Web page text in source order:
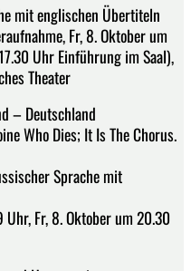
mit englischen Übertiteln
Fr, 8. Oktober um
Uhr Einführung im Saal),
Theater
– Deutschland
Who Dies; It Is The Chorus.
Sprache mit
Fr, 8. Oktober um 20.30